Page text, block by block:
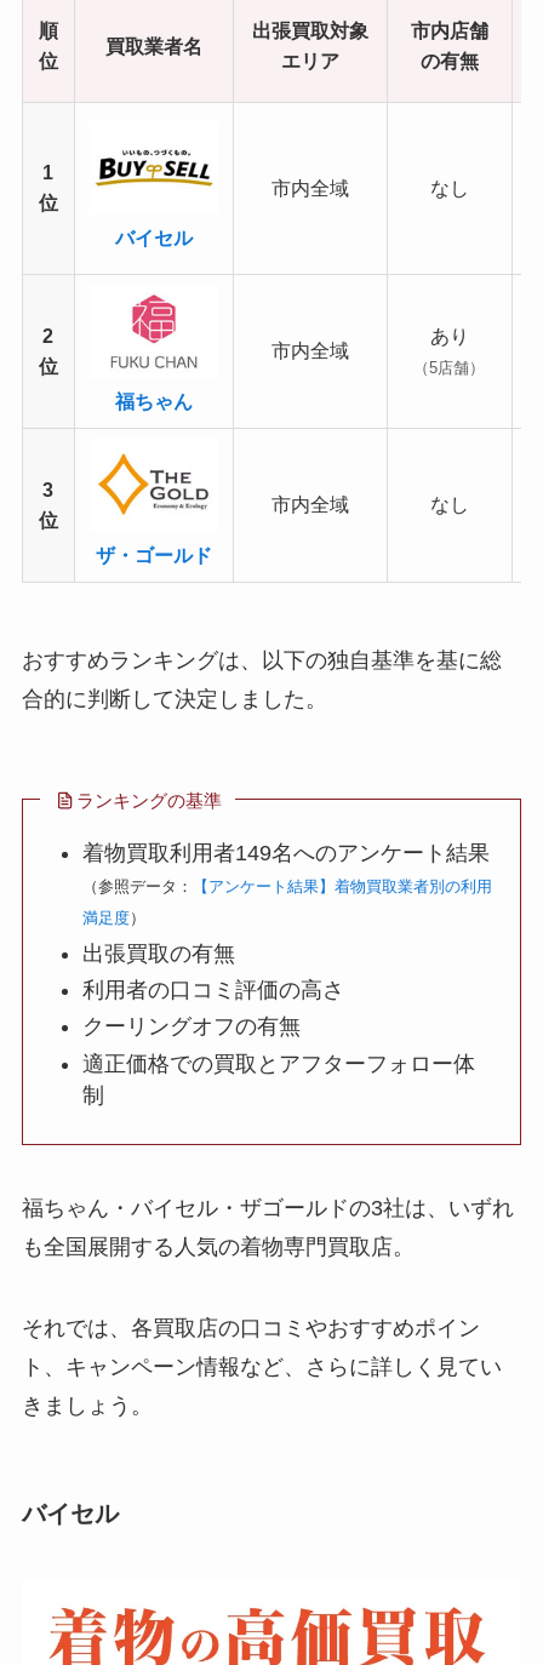
順
位
買取業者名
出張買取対象
エリア
市内店舗
の有無
1
位
バイセル
市内全域 なし
2
位
福ちゃん
市内全域
あり
（5店舗）
3
位
ザ・ゴールド
市内全域 なし
おすすめランキングは、以下の独自基準を基に総
合的に判断して決定しました。
ランキングの基準
着物買取利用者149名へのアンケート結果
（参照データ：
【アンケート結果】着物買取業者別の利用
満足度）
出張買取の有無
利用者の口コミ評価の高さ
クーリングオフの有無
適正価格での買取とアフターフォロー体
制
福ちゃん・バイセル・ザゴールドの3社は、いずれ
も全国展開する人気の着物専門買取店。
それでは、各買取店の口コミやおすすめポイン
ト、キャンペーン情報など、さらに詳しく見てい
きましょう。
バイセル